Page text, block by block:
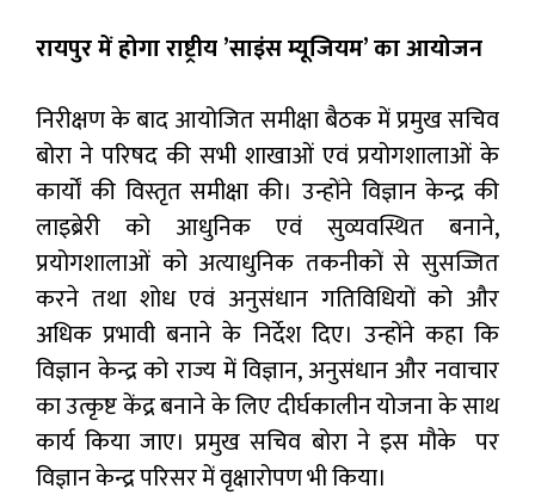
रायपुर में होगा राष्ट्रीय ’साइंस म्यूजियम’ का आयोजन
निरीक्षण के बाद आयोजित समीक्षा बैठक में प्रमुख सचिव
बोरा ने परिषद की सभी शाखाओं एवं प्रयोगशालाओं के
कार्यों की विस्तृत समीक्षा की। उन्होंने विज्ञान केन्द्र की
लाइब्रेरी को आधुनिक एवं सुव्यवस्थित बनाने,
प्रयोगशालाओं को अत्याधुनिक तकनीकों से सुसज्जित
करने तथा शोध एवं अनुसंधान गतिविधियों को और
अधिक प्रभावी बनाने के निर्देश दिए। उन्होंने कहा कि
विज्ञान केन्द्र को राज्य में विज्ञान, अनुसंधान और नवाचार
का उत्कृष्ट केंद्र बनाने के लिए दीर्घकालीन योजना के साथ
कार्य किया जाए। प्रमुख सचिव बोरा ने इस मौके पर
विज्ञान केन्द्र परिसर में वृक्षारोपण भी किया।